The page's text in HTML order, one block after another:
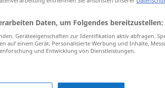
Mischpoke Leute UMG PEJ
Daten, um Folgendes bereitzustellen:
Geräteeigenschaften zur Identifikation aktiv abfragen.
auf einem Gerät. Personalisierte Werbung und Inhalte,
und Entwicklung von Dienstleistungen.